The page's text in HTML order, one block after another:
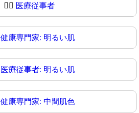
🧑‍⚕ 医療従事者
健康専門家: 明るい肌
医療従事者: 明るい肌
健康専門家: 中間肌色